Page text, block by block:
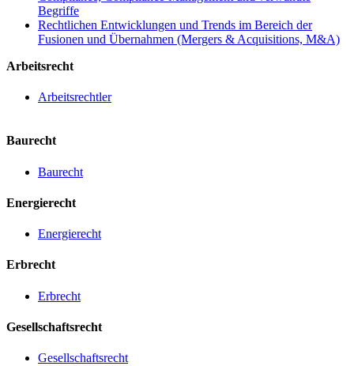
Begriffe
Rechtlichen Entwicklungen und Trends im Bereich der
Fusionen und Übernahmen (Mergers & Acquisitions, M&A)
Arbeitsrecht
Arbeitsrechtler
Baurecht
Baurecht
Energierecht
Energierecht
Erbrecht
Erbrecht
Gesellschaftsrecht
Gesellschaftsrecht